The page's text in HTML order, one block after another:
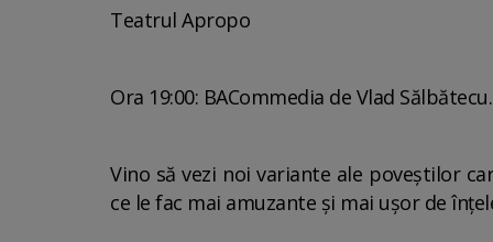
Teatrul Apropo
Ora 19:00: BACommedia de Vlad
Vino să vezi noi variante ale poveștilor
ce le fac mai amuzante și mai ușor de